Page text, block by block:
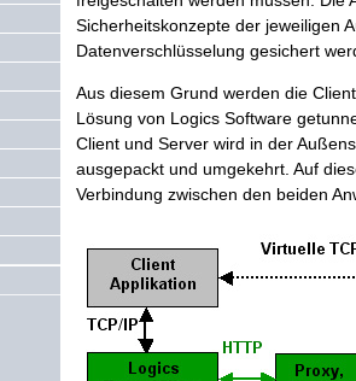
Sicherheitskonzepte der jeweiligen
Datenverschlüsselung gesichert
Aus diesem Grund werden die
Lösung von Logics Software
Client und Server wird in der
ausgepackt und umgekehrt. Auf
Verbindung zwischen den beiden